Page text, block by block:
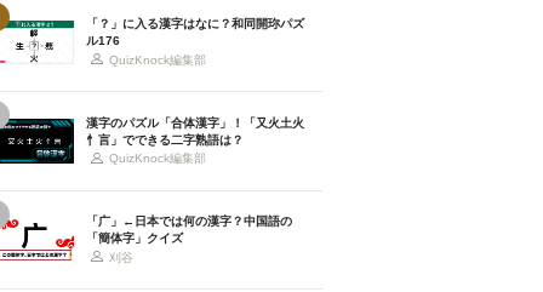
「？」に入る漢字はなに？和同開珎パズ
ル176
QuizKnock編集部
漢字のパズル「合体漢字」！「又火土火
忄言」でできる二字熟語は？
QuizKnock編集部
「广」←日本では何の漢字？中国語の
「簡体字」クイズ
刈谷